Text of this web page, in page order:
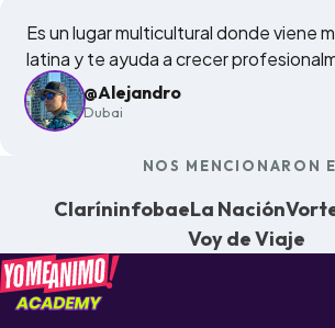
Es un lugar multicultural donde viene
latina y te ayuda a crecer
@Alejandro
Dubai
NOS MENCIONARON
ClaríninfobaeLa Nación
Voy de Viaje